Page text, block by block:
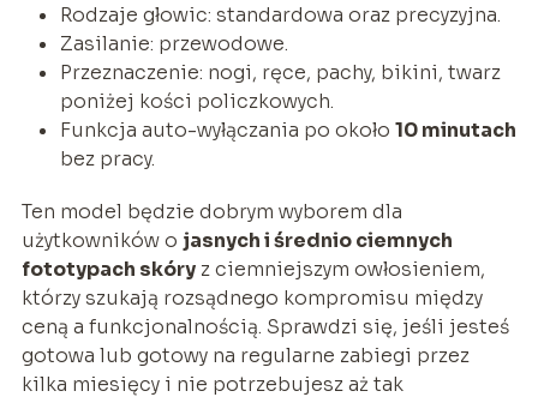
Rodzaje głowic: standardowa oraz precyzyjna.
Zasilanie: przewodowe.
Przeznaczenie: nogi, ręce, pachy, bikini, twarz
poniżej kości policzkowych.
Funkcja auto-wyłączania po około 10 minutach
bez pracy.
Ten model będzie dobrym wyborem dla
użytkowników o jasnych i średnio ciemnych
fototypach skóryz ciemniejszym owłosieniem,
którzy szukają rozsądnego kompromisu między
ceną a funkcjonalnością. Sprawdzi się, jeśli jesteś
gotowa lub gotowy na regularne zabiegi przez
kilka miesięcy i nie potrzebujesz aż tak